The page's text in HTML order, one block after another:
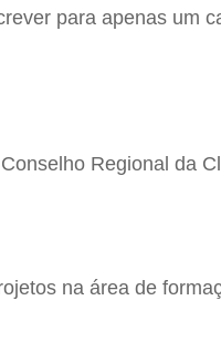
para apenas um
Regional da
na área de